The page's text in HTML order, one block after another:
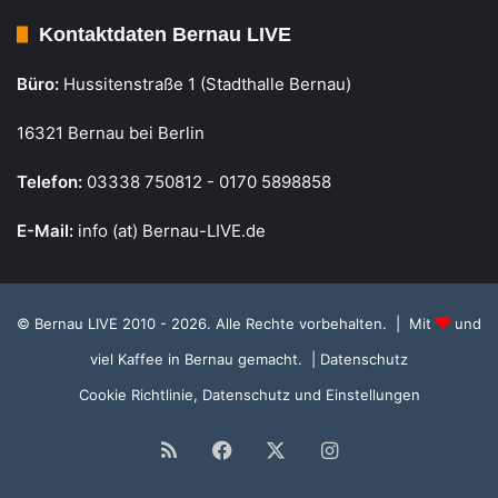
Kontaktdaten Bernau LIVE
Büro: Hussitenstraße 1 (Stadthalle Bernau)
16321 Bernau bei Berlin
Telefon: 03338 750812 - 0170 5898858
E-Mail: info (at) Bernau-LIVE.de
© Bernau LIVE 2010 - 2026. Alle Rechte vorbehalten. | Mit
und
viel Kaffee in Bernau gemacht.
| Datenschutz
Cookie Richtlinie, Datenschutz und Einstellungen
RSS Facebook Instagram